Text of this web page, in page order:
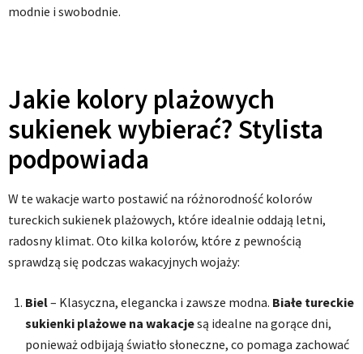
modnie i swobodnie.
Jakie kolory plażowych
sukienek wybierać? Stylista
podpowiada
W te wakacje warto postawić na różnorodność kolorów
tureckich sukienek plażowych, które idealnie oddają letni,
radosny klimat. Oto kilka kolorów, które z pewnością
sprawdzą się podczas wakacyjnych wojaży:
Biel– Klasyczna, elegancka i zawsze modna. Białe tureckie
sukienki plażowe na wakacjesą idealne na gorące dni,
ponieważ odbijają światło słoneczne, co pomaga zachować